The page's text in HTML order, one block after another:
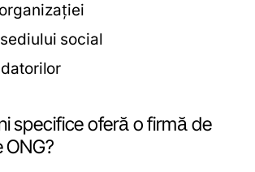
social
specifice oferă o firmă de